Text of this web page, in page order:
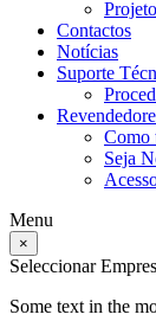
Contactos
Notícias
Suporte
Como
Seja
Menu
×
Seleccionar
Some text in the